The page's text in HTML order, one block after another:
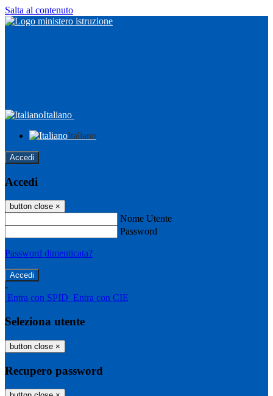
Salta al contenuto
Italiano
Italiano
Accedi
Accedi
button close ×
Nome Utente
Password
Password dimenticata?
-
Entra con SPID Entra con CIE
Seleziona utente
button close ×
Recupero password